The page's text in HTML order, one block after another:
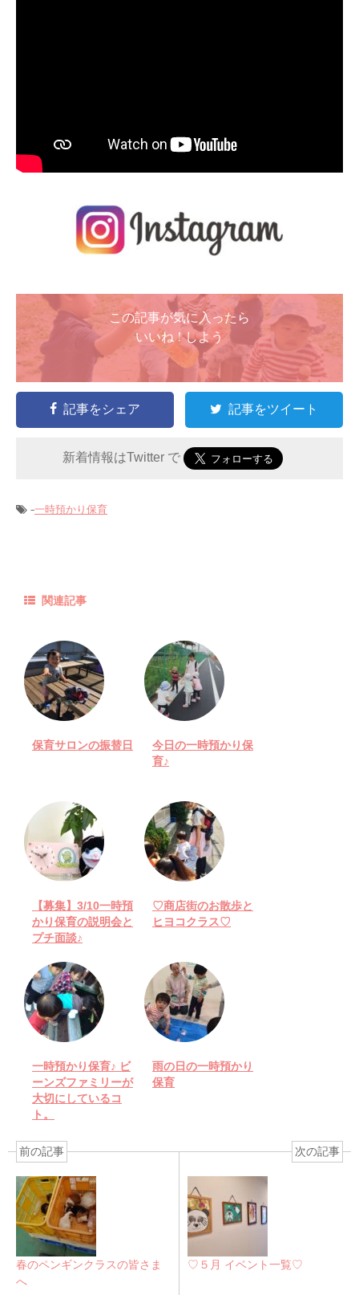
この記事が気に入ったら
いいね ! しよう
記事をシェア 記事をツイート
新着情報はTwitter で
-一時預かり保育
関連記事
保育サロンの振替日
今日の一時預かり保
育♪
【募集】3/10一時預
かり保育の説明会と
プチ面談♪
♡商店街のお散歩と
ヒヨコクラス♡
一時預かり保育♪ ビ
ーンズファミリーが
大切にしているコ
ト。
雨の日の一時預かり
保育
前の記事
春のペンギンクラスの皆さま
へ
次の記事
♡５月 イベント一覧♡